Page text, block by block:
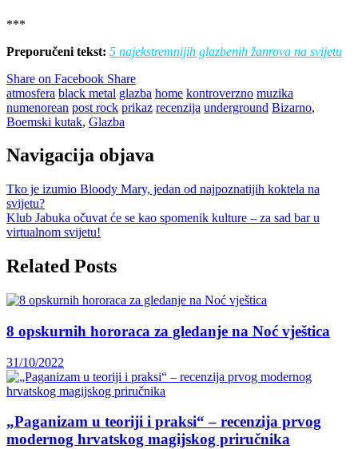
***
Preporučeni tekst: 5 najekstremnijih glazbenih žanrova na svijetu
Share on Facebook Share
atmosfera black metal glazba home kontroverzno muzika
numenorean post rock prikaz recenzija underground Bizarno,
Boemski kutak, Glazba
Navigacija objava
Tko je izumio Bloody Mary, jedan od najpoznatijih koktela na
svijetu?
Klub Jabuka očuvat će se kao spomenik kulture – za sad bar u
virtualnom svijetu!
Related Posts
8 opskurnih hororaca za gledanje na Noć vještica
31/10/2022
„Paganizam u teoriji i praksi“ – recenzija prvog
modernog hrvatskog magijskog priručnika